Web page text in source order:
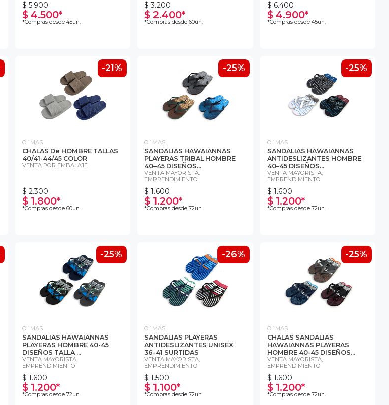
$ 5.900
$ 4.500*
*Compras desde 45un.
$ 3.200
$ 2.400*
*Compras desde 60un.
$ 6.400
$ 4.900*
*Compras desde 45un.
-21%
O´MAS
CHALAS De HOMBRE TALLAS
40/41-44/45 COLOR
VENTA POR EMBALAJE
$ 2.300
$ 1.800*
*Compras desde 60un.
-25%
O´MAS
SANDALIAS HAWAIANNAS
PLAYERAS TRIBAL HOMBRE
40–45 DISEÑOS...
VENTA MAYORISTA,
EMPRENDIMIENTO
$ 1.600
$ 1.200*
*Compras desde 72un.
-25%
O´MAS
SANDALIAS HAWAIANNAS
ANTIDESLIZANTES HOMBRE
40–45 DISEÑOS...
VENTA MAYORISTA,
EMPRENDIMIENTO
$ 1.600
$ 1.200*
*Compras desde 72un.
-25%
O´MAS
SANDALIAS HAWAIANNAS
PLAYERAS HOMBRE 40-45
DISEÑOS TALLA ...
VENTA MAYORISTA,
EMPRENDIMIENTO
$ 1.600
$ 1.200*
*Compras desde 72un.
-26%
O´MAS
SANDALIAS PLAYERAS
ANTIDESLIZANTES UNISEX
36-41 SURTIDAS
VENTA MAYORISTA,
EMPRENDIMIENTO
$ 1.500
$ 1.100*
*Compras desde 72un.
-25%
O´MAS
CHALAS SANDALIAS
HAWAIANNAS PLAYERAS
HOMBRE 40-45 DISEÑOS...
VENTA MAYORISTA,
EMPRENDIMIENTO
$ 1.600
$ 1.200*
*Compras desde 72un.